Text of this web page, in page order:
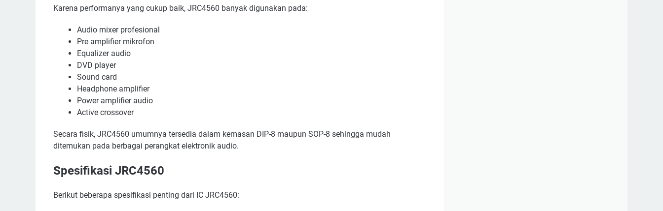
Karena performanya yang cukup baik, JRC4560 banyak digunakan pada:
Audio mixer profesional
Pre amplifier mikrofon
Equalizer audio
DVD player
Sound card
Headphone amplifier
Power amplifier audio
Active crossover
Secara fisik, JRC4560 umumnya tersedia dalam kemasan DIP-8 maupun SOP-8 sehingga mudah
ditemukan pada berbagai perangkat elektronik audio.
Spesifikasi JRC4560
Berikut beberapa spesifikasi penting dari IC JRC4560: